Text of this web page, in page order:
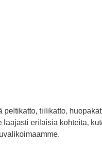
tiilikatto,
laajasti erilaisia kohteita,